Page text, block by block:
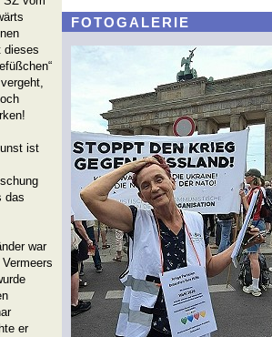
dieses
ist
das
war
er
FOTOGALERIE